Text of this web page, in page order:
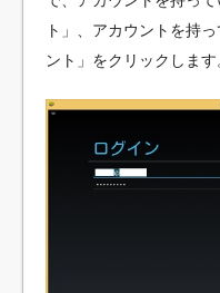
ト」、アカウントを持
ント」をクリックします